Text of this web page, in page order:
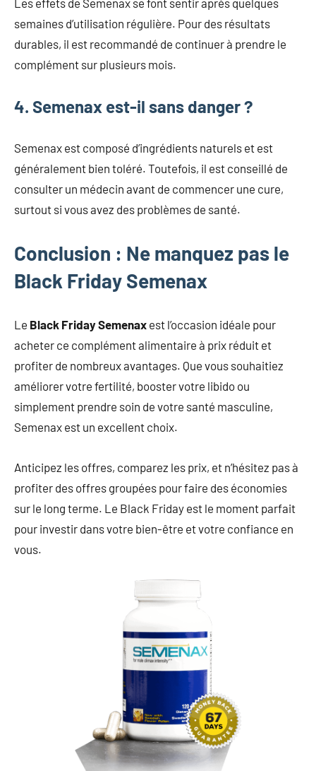
Les effets de Semenax se font sentir après quelques
semaines d’utilisation régulière. Pour des résultats
durables, il est recommandé de continuer à prendre le
complément sur plusieurs mois.
4. Semenax est-il sans danger ?
Semenax est composé d’ingrédients naturels et est
généralement bien toléré. Toutefois, il est conseillé de
consulter un médecin avant de commencer une cure,
surtout si vous avez des problèmes de santé.
Conclusion : Ne manquez pas le
Black Friday Semenax
Le Black Friday Semenax est l’occasion idéale pour
acheter ce complément alimentaire à prix réduit et
profiter de nombreux avantages. Que vous souhaitiez
améliorer votre fertilité, booster votre libido ou
simplement prendre soin de votre santé masculine,
Semenax est un excellent choix.
Anticipez les offres, comparez les prix, et n’hésitez pas à
profiter des offres groupées pour faire des économies
sur le long terme. Le Black Friday est le moment parfait
pour investir dans votre bien-être et votre confiance en
vous.